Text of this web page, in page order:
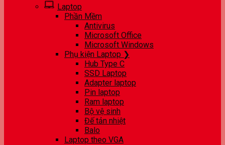
Laptop
Phần Mềm
Antivirus
Microsoft Office
Microsoft Windows
Phụ kiện Laptop ❯
Hub Type C
SSD Laptop
Adapter laptop
Pin laptop
Ram laptop
Bộ vệ sinh
Đế tản nhiệt
Balo
Laptop theo VGA